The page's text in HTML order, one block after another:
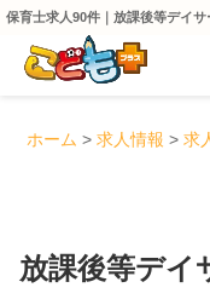
保育士求人90件｜放課後等デイサ
ホーム > 求人情報 > 求
放課後等デイ